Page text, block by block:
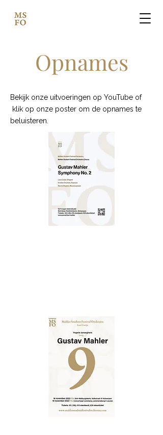
Opnames
Bekijk onze uitvoeringen op YouTube of
klik op onze poster om de opnames te
beluisteren.